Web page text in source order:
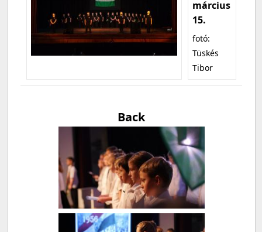
március
15.
fotó:
Tüskés
Tibor
Back